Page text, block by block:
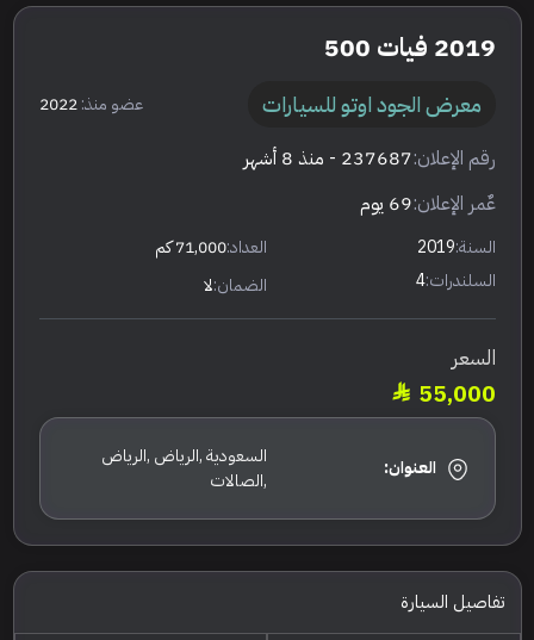
2019 فيات 500
معرض الجود اوتو للسيارات عضو منذ:2022
رقم الإعلان:237687 - منذ 8 أشهر
عٌمر الإعلان:69 يوم
السنة:2019 العداد:71,000 كم
السلندرات:4 الضمان:لا
السعر
55,000
العنوان:
السعودية ,الرياض ,الرياض
,الصالات
تفاصيل السيارة